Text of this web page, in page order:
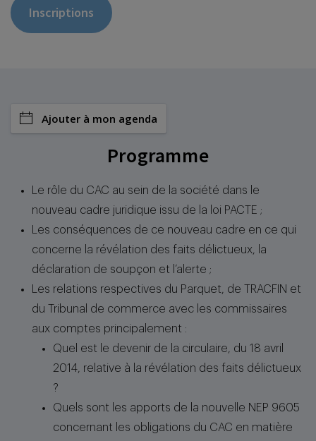
Inscriptions
Ajouter à mon agenda
Programme
Le rôle du CAC au sein de la société dans le
nouveau cadre juridique issu de la loi PACTE ;
Les conséquences de ce nouveau cadre en ce qui
concerne la révélation des faits délictueux, la
déclaration de soupçon et l’alerte ;
Les relations respectives du Parquet, de TRACFIN et
du Tribunal de commerce avec les commissaires
aux comptes principalement :
Quel est le devenir de la circulaire, du 18 avril
2014, relative à la révélation des faits délictueux
?
Quels sont les apports de la nouvelle NEP 9605
concernant les obligations du CAC en matière